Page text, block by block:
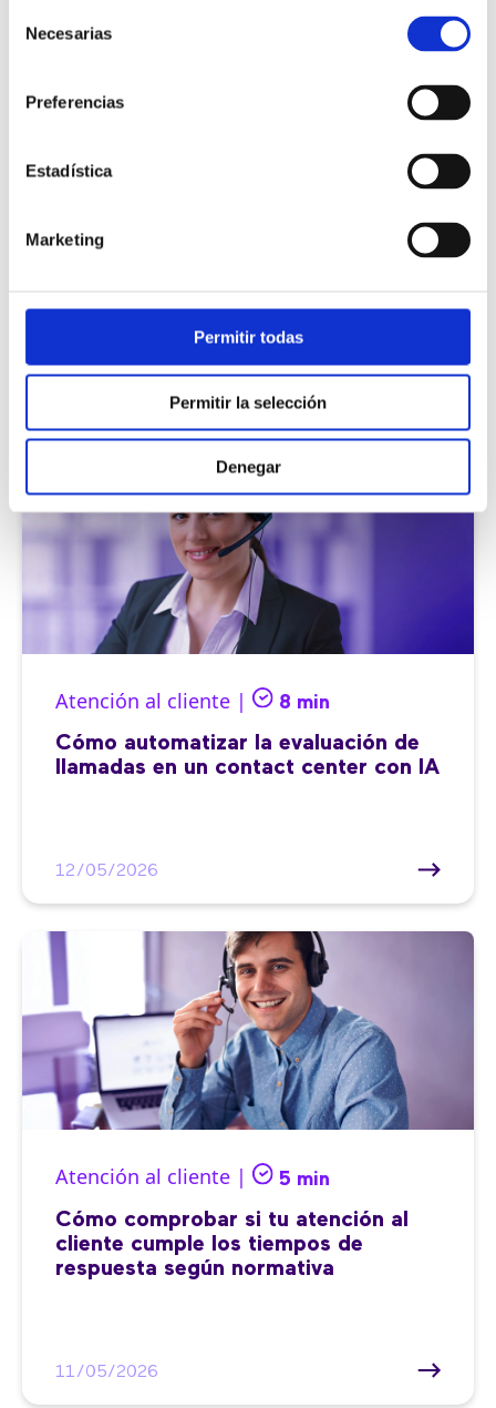
Necesarias
Preferencias
Estadística
Marketing
Permitir todas
Permitir la selección
Denegar
Atención al cliente | 8 min
Cómo automatizar la evaluación de
llamadas en un contact center con IA
12/05/2026
Atención al cliente | 5 min
Cómo comprobar si tu atención al
cliente cumple los tiempos de
respuesta según normativa
11/05/2026